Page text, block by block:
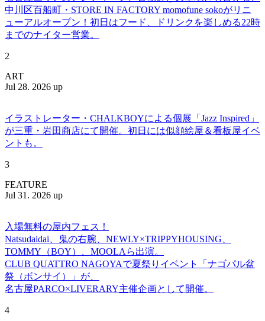
中川区百船町・STORE IN FACTORY momofune sokoがリニ
ューアルオープン！初日はフード、ドリンクを楽しめる22時
までのナイター営業。
2
ART
Jul 28. 2026 up
イラストレーター・CHALKBOYによる個展「Jazz Inspired」
が三重・岩田商店にて開催。初日には似顔絵屋＆看板屋イベ
ントも。
3
FEATURE
Jul 31. 2026 up
入場無料の屋内フェス！
Natsudaidai、鬼の右腕、NEWLY×TRIPPYHOUSING、
TOMMY（BOY）、MOOLAら出演。
CLUB QUATTRO NAGOYAで夏祭りイベント「ナゴパル盆
祭（ボンサイ）」が、
名古屋PARCO×LIVERARY主催企画として開催。
4